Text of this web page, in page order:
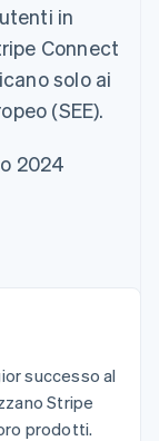
in
Connect
solo ai
(SEE).
2024
successo al
Stripe
prodotti.